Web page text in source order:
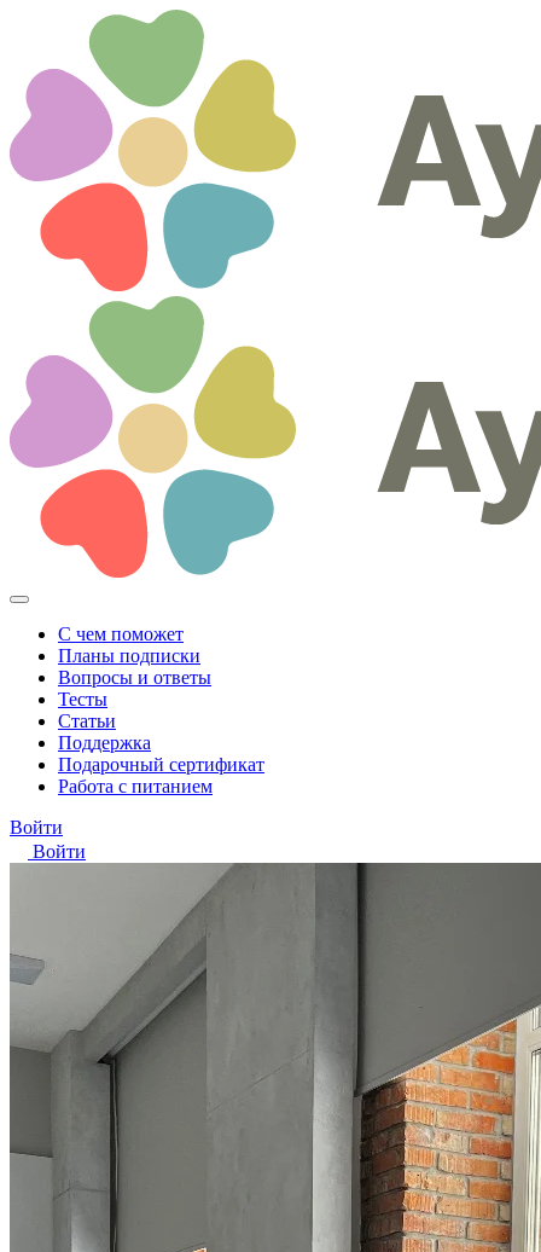
С чем поможет
Планы подписки
Вопросы и ответы
Тесты
Статьи
Поддержка
Подарочный сертификат
Работа с питанием
Войти
Войти